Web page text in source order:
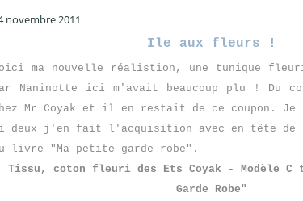
novembre 2011
Ile aux fleurs !
ma nouvelle réalistion, une tunique
Naninotte ici m'avait beaucoup plu ! Du
Mr Coyak et il en restait de ce coupon.
deux j'en fait l'acquisition avec en tête
livre "Ma petite garde robe".
Tissu, coton fleuri des Ets Coyak - Modèle
Garde Robe"